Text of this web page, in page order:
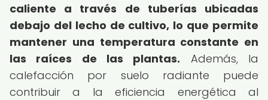
caliente a través de tuberías ubicadas
debajo del lecho de cultivo, lo que permite
mantener una temperatura constante en
las raíces de las plantas. Además, la
calefacción por suelo radiante puede
contribuir a la eficiencia energética al